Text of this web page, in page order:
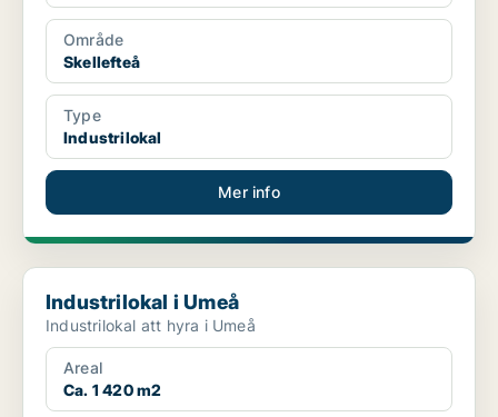
Område
Skellefteå
Type
Industrilokal
Mer info
Industrilokal i Umeå
Industrilokal i Umeå
Industrilokal att hyra i Umeå
Areal
Ca. 1 420 m2